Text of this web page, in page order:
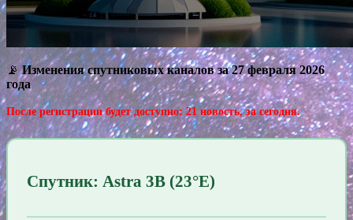
📡Изменения спутниковых каналов за 27 февраля 2026
года
После регистрации будет доступно: 21 новость, за сегодня.
Спутник: Astra 3B (23°E)